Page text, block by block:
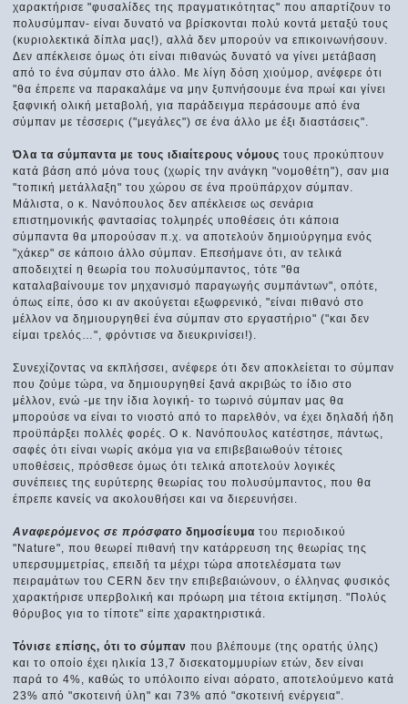
χαρακτήρισε "φυσαλίδες της πραγματικότητας" που απαρτίζουν το
πολυσύμπαν- είναι δυνατό να βρίσκονται πολύ κοντά μεταξύ τους
(κυριολεκτικά δίπλα μας!), αλλά δεν μπορούν να επικοινωνήσουν.
Δεν απέκλεισε όμως ότι είναι πιθανώς δυνατό να γίνει μετάβαση
από το ένα σύμπαν στο άλλο. Με λίγη δόση χιούμορ, ανέφερε ότι
"θα έπρεπε να παρακαλάμε να μην ξυπνήσουμε ένα πρωί και γίνει
ξαφνική ολική μεταβολή, για παράδειγμα περάσουμε από ένα
σύμπαν με τέσσερις ("μεγάλες") σε ένα άλλο με έξι διαστάσεις".
Όλα τα σύμπαντα με τους ιδιαίτερους νόμους τους προκύπτουν
κατά βάση από μόνα τους (χωρίς την ανάγκη "νομοθέτη"), σαν μια
"τοπική μετάλλαξη" του χώρου σε ένα προϋπάρχον σύμπαν.
Μάλιστα, ο κ. Νανόπουλος δεν απέκλεισε ως σενάρια
επιστημονικής φαντασίας τολμηρές υποθέσεις ότι κάποια
σύμπαντα θα μπορούσαν π.χ. να αποτελούν δημιούργημα ενός
"χάκερ" σε κάποιο άλλο σύμπαν. Επεσήμανε ότι, αν τελικά
αποδειχτεί η θεωρία του πολυσύμπαντος, τότε "θα
καταλαβαίνουμε τον μηχανισμό παραγωγής συμπάντων", οπότε,
όπως είπε, όσο κι αν ακούγεται εξωφρενικό, "είναι πιθανό στο
μέλλον να δημιουργηθεί ένα σύμπαν στο εργαστήριο" ("και δεν
είμαι τρελός…", φρόντισε να διευκρινίσει!).
Συνεχίζοντας να εκπλήσσει, ανέφερε ότι δεν αποκλείεται το σύμπαν
που ζούμε τώρα, να δημιουργηθεί ξανά ακριβώς το ίδιο στο
μέλλον, ενώ -με την ίδια λογική- το τωρινό σύμπαν μας θα
μπορούσε να είναι το νιοστό από το παρελθόν, να έχει δηλαδή ήδη
προϋπάρξει πολλές φορές. Ο κ. Νανόπουλος κατέστησε, πάντως,
σαφές ότι είναι νωρίς ακόμα για να επιβεβαιωθούν τέτοιες
υποθέσεις, πρόσθεσε όμως ότι τελικά αποτελούν λογικές
συνέπειες της ευρύτερης θεωρίας του πολυσύμπαντος, που θα
έπρεπε κανείς να ακολουθήσει και να διερευνήσει.
Αναφερόμενος σε πρόσφατο δημοσίευματου περιοδικού
"Nature", που θεωρεί πιθανή την κατάρρευση της θεωρίας της
υπερσυμμετρίας, επειδή τα μέχρι τώρα αποτελέσματα των
πειραμάτων του CERN δεν την επιβεβαιώνουν, ο έλληνας φυσικός
χαρακτήρισε υπερβολική και πρόωρη μια τέτοια εκτίμηση. "Πολύς
θόρυβος για το τίποτε" είπε χαρακτηριστικά.
Τόνισε επίσης, ότι το σύμπαν που βλέπουμε (της ορατής ύλης)
και το οποίο έχει ηλικία 13,7 δισεκατομμυρίων ετών, δεν είναι
παρά το 4%, καθώς το υπόλοιπο είναι αόρατο, αποτελούμενο κατά
23% από "σκοτεινή ύλη" και 73% από "σκοτεινή ενέργεια".